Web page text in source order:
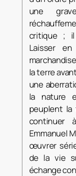
une
critique ; il
Laisser
la terre
une
la nature
peuplent la
continuer
Emmanuel
œuvrer
de la vie
échange